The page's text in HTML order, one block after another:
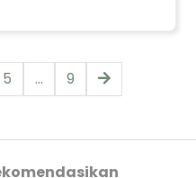
5 ... 9